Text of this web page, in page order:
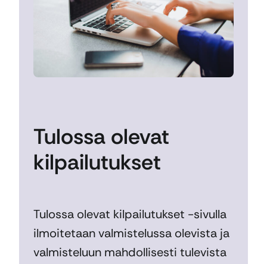
Tulossa olevat
kilpailutukset
Tulossa olevat kilpailutukset -sivulla
ilmoitetaan valmistelussa olevista ja
valmisteluun mahdollisesti tulevista